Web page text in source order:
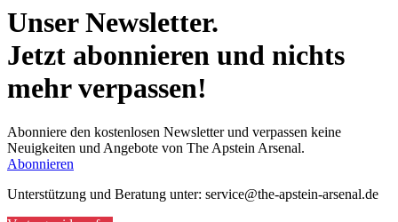
Unser Newsletter.
Jetzt abonnieren und nichts
mehr verpassen!
Abonniere den kostenlosen Newsletter und verpassen keine
Neuigkeiten und Angebote von The Apstein Arsenal.
Abonnieren
Unterstützung und Beratung unter: service@the-apstein-arsenal.de